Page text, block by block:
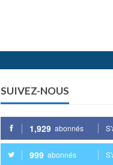
SUIVEZ-NOUS
1,929 abonnés
999 abonnés